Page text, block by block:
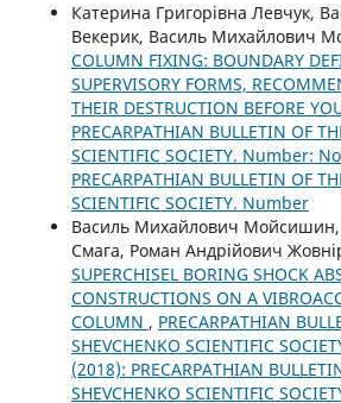
Катерина Григорівна Левчук,
Векерик, Василь Михайлович
COLUMN FIXING: BOUNDARY
SUPERVISORY FORMS,
THEIR DESTRUCTION BEFORE
PRECARPATHIAN BULLETIN OF
SCIENTIFIC SOCIETY. Number:
PRECARPATHIAN BULLETIN OF
SCIENTIFIC SOCIETY. Number
Василь Михайлович Мойсишин,
Смага, Роман Андрійович
SUPERCHISEL BORING SHOCK
CONSTRUCTIONS ON A
COLUMN , PRECARPATHIAN
SHEVCHENKO SCIENTIFIC
(2018): PRECARPATHIAN
SHEVCHENKO SCIENTIFIC